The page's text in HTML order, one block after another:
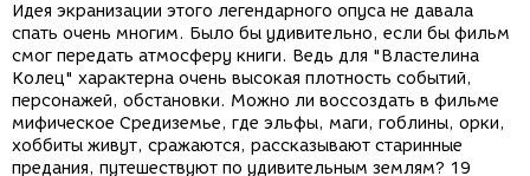
Идея экранизации этого легендарного опуса не давала
спать очень многим. Было бы удивительно, если бы фильм
смог передать атмосферу книги. Ведь для "Властелина
Колец" характерна очень высокая плотность событий,
персонажей, обстановки. Можно ли воссоздать в фильме
мифическое Средиземье, где эльфы, маги, гоблины, орки,
хоббиты живут, сражаются, рассказывают старинные
предания, путешествуют по удивительным землям? 19